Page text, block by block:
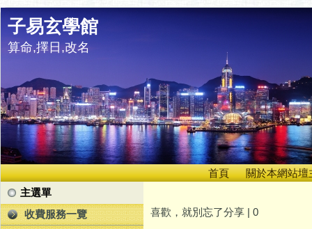
子易玄學館
算命,擇日,改名
首頁
關於本網站壇
主選單
收費服務一覽
喜歡，就別忘了分享 | 0